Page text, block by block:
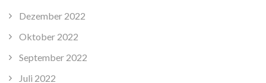
Dezember 2022
Oktober 2022
September 2022
Juli 2022